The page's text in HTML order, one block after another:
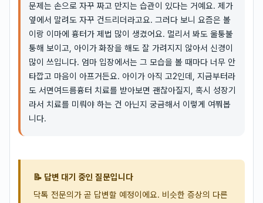
문제는 손으로 자꾸 짜고 만지는 습관이 있다는 거예요. 제가
옆에서 말려도 자꾸 건드리더라고요. 그러다 보니 요즘은 볼
이랑 이마에 흉터가 제법 많이 생겼어요. 멀리서 봐도 울퉁불
퉁해 보이고, 아이가 화장을 해도 잘 가려지지 않아서 신경이
많이 쓰입니다. 엄마 입장에서는 그 모습을 볼 때마다 너무 안
타깝고 마음이 아프거든요. 아이가 아직 고2인데, 지금부터라
도 서면여드름흉터 치료를 받아보면 괜찮아질지, 혹시 성장기
라서 치료를 미뤄야 하는 건 아닌지 궁금해서 이렇게 여쭤봅
니다.
📝 답변 대기 중인 질문입니다
닥톡 전문의가 곧 답변할 예정이에요. 비슷한 증상의 다른